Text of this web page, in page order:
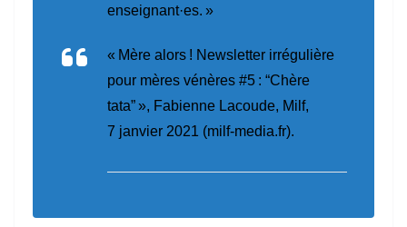
enseignant·es. »
« Mère al ors ! Newsletter irrégulière
pour mères vénères #5 : “Chère
tata” », Fabienne Lacoude, Milf,
7 janvier 2021 (milf-media.fr).